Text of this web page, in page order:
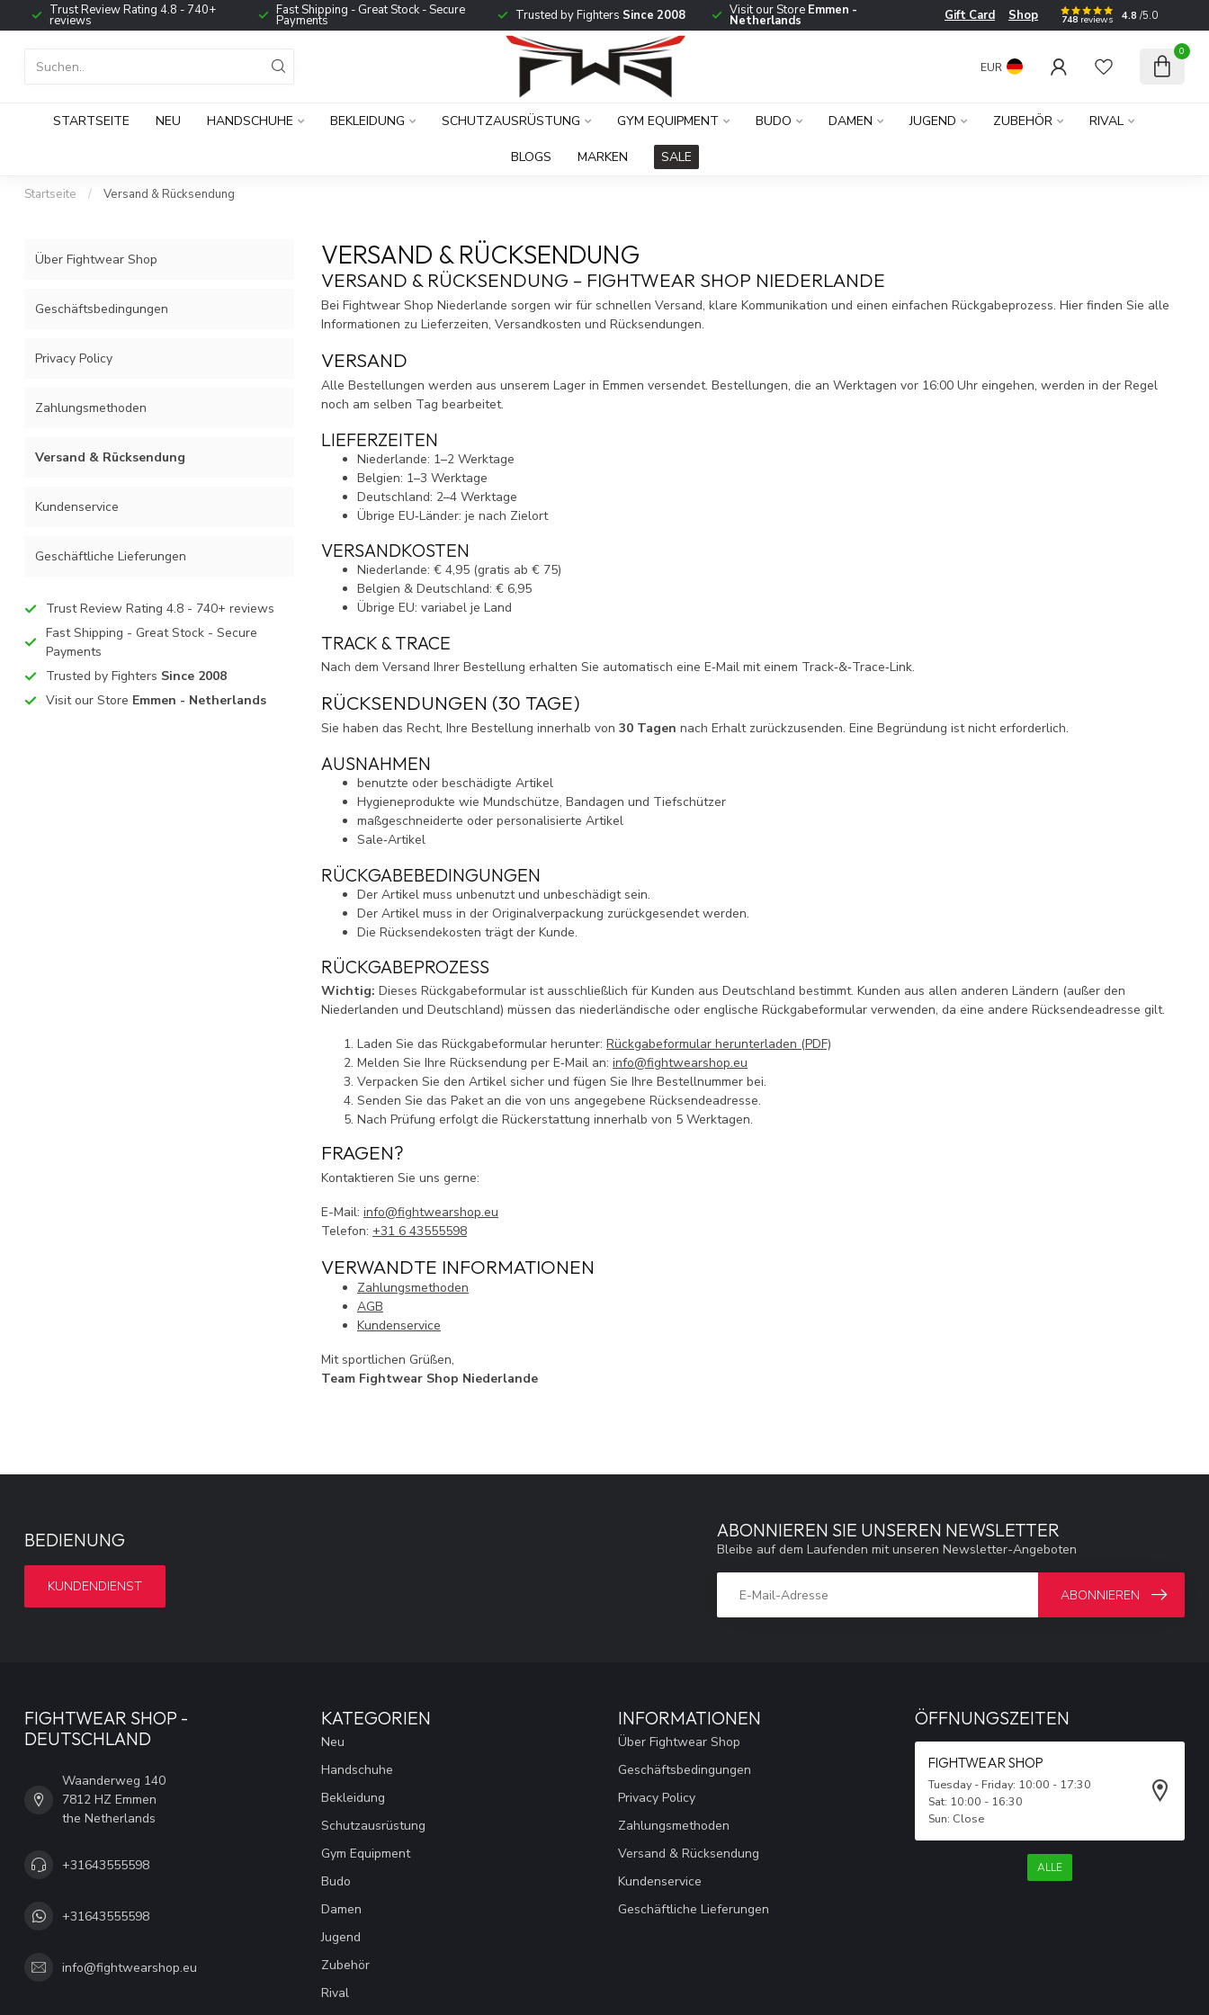
Trust Review Rating 4.8 - 740+
reviews
Fast Shipping - Great Stock - Secure
Payments Trusted by Fighters Since 2008 Visit our Store Emmen -
Netherlands Gift Card Shop 748 reviews 4.8 /5.0
EUR
0
STARTSEITE NEU HANDSCHUHE BEKLEIDUNG SCHUTZAUSRÜSTUNG GYM EQUIPMENT BUDO DAMEN JUGEND ZUBEHÖR RIVAL
BLOGS MARKEN SALE
Startseite / Versand & Rücksendung
Über Fightwear Shop
Geschäftsbedingungen
Privacy Policy
Zahlungsmethoden
Versand & Rücksendung
Kundenservice
Geschäftliche Lieferungen
Trust Review Rating 4.8 - 740+ reviews
Fast Shipping - Great Stock - Secure
Payments
Trusted by Fighters Since 2008
Visit our Store Emmen - Netherlands
VERSAND & RÜCKSENDUNG
VERSAND & RÜCKSENDUNG – FIGHTWEAR SHOP NIEDERLANDE
Bei Fightwear Shop Niederlande sorgen wir für schnellen Versand, klare Kommunikation und einen einfachen Rückgabeprozess. Hier finden Sie alle
Informationen zu Lieferzeiten, Versandkosten und Rücksendungen.
VERSAND
Alle Bestellungen werden aus unserem Lager in Emmen versendet. Bestellungen, die an Werktagen vor 16:00 Uhr eingehen, werden in der Regel
noch am selben Tag bearbeitet.
LIEFERZEITEN
Niederlande: 1–2 Werktage
Belgien: 1–3 Werktage
Deutschland: 2–4 Werktage
Übrige EU‑Länder: je nach Zielort
VERSANDKOSTEN
Niederlande: € 4,95 (gratis ab € 75)
Belgien & Deutschland: € 6,95
Übrige EU: variabel je Land
TRACK & TRACE
Nach dem Versand Ihrer Bestellung erhalten Sie automatisch eine E‑Mail mit einem Track‑&‑Trace‑Link.
RÜCKSENDUNGEN (30 TAGE)
Sie haben das Recht, Ihre Bestellung innerhalb von 30 Tagen nach Erhalt zurückzusenden. Eine Begründung ist nicht erforderlich.
AUSNAHMEN
benutzte oder beschädigte Artikel
Hygieneprodukte wie Mundschütze, Bandagen und Tiefschützer
maßgeschneiderte oder personalisierte Artikel
Sale‑Artikel
RÜCKGABEBEDINGUNGEN
Der Artikel muss unbenutzt und unbeschädigt sein.
Der Artikel muss in der Originalverpackung zurückgesendet werden.
Die Rücksendekosten trägt der Kunde.
RÜCKGABEPROZESS
Wichtig: Dieses Rückgabeformular ist ausschließlich für Kunden aus Deutschland bestimmt. Kunden aus allen anderen Ländern (außer den
Niederlanden und Deutschland) müssen das niederländische oder englische Rückgabeformular verwenden, da eine andere Rücksendeadresse gilt.
Laden Sie das Rückgabeformular herunter: Rückgabeformular herunterladen (PDF)
Melden Sie Ihre Rücksendung per E‑Mail an: info@fightwearshop.eu
Verpacken Sie den Artikel sicher und fügen Sie Ihre Bestellnummer bei.
Senden Sie das Paket an die von uns angegebene Rücksendeadresse.
Nach Prüfung erfolgt die Rückerstattung innerhalb von 5 Werktagen.
FRAGEN?
Kontaktieren Sie uns gerne:
E-Mail: info@fightwearshop.eu
Telefon: +31 6 43555598
VERWANDTE INFORMATIONEN
Zahlungsmethoden
AGB
Kundenservice
Mit sportlichen Grüßen,
Team Fightwear Shop Niederlande
BEDIENUNG
KUNDENDIENST
ABONNIEREN SIE UNSEREN NEWSLETTER
Bleibe auf dem Laufenden mit unseren Newsletter-Angeboten
ABONNIEREN
FIGHTWEAR SHOP -
DEUTSCHLAND
Waanderweg 140
7812 HZ Emmen
the Netherlands
+31643555598
+31643555598
info@fightwearshop.eu
KATEGORIEN
Neu
Handschuhe
Bekleidung
Schutzausrüstung
Gym Equipment
Budo
Damen
Jugend
Zubehör
Rival
INFORMATIONEN
Über Fightwear Shop
Geschäftsbedingungen
Privacy Policy
Zahlungsmethoden
Versand & Rücksendung
Kundenservice
Geschäftliche Lieferungen
ÖFFNUNGSZEITEN
FIGHTWEAR SHOP
Tuesday - Friday: 10:00 - 17:30
Sat: 10:00 - 16:30
Sun: Close
ALLE